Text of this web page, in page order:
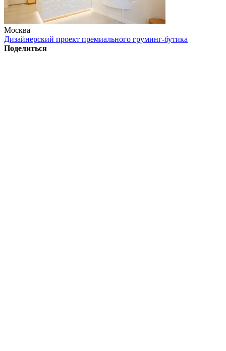
Москва
Дизайнерский проект премиального груминг-бутика
Поделиться